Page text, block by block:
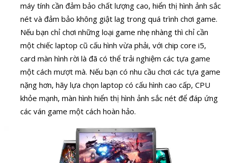
máy tính cần đảm bảo chất lượng cao, hiển thị hình ảnh sắc
nét và đảm bảo không giật lag trong quá trình chơi game.
Nếu bạn chỉ chơi những loại game nhẹ nhàng thì chỉ cần
một chiếc laptop cũ cấu hình vừa phải, với chip core i5,
card màn hình rời là đã có thể trải nghiệm các tựa game
một cách mượt mà. Nếu bạn có nhu cầu chơi các tựa game
nặng hơn, hãy lựa chọn laptop có cấu hình cao cấp, CPU
khỏe mạnh, màn hình hiển thị hình ảnh sắc nét để đáp ứng
các ván game một cách hoàn hảo.